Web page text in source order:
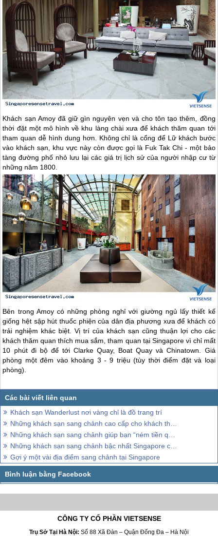
Khách sạn Amoy đã giữ gìn nguyên vẹn và cho tôn tạo thêm, đồng
thời đặt một mô hình về khu làng chài xưa để khách thăm quan tới
tham quan dễ hình dung hơn. Không chỉ là cổng để Lữ khách bước
vào khách sạn, khu vực này còn được gọi là Fuk Tak Chi - một bảo
tàng đường phố nhỏ lưu lại các giá trị lịch sử của người nhập cư từ
những năm 1800.
Bên trong Amoy có những phòng nghỉ với giường ngủ lấy thiết kế
giống hệt sập hút thuốc phiện của dân địa phương xưa để khách có
trải nghiệm khác biệt. Vị trí của khách sạn cũng thuận lợi cho các
khách thăm quan thích mua sắm, tham quan tại Singaporevì chỉ mất
10 phút đi bộ để tới Clarke Quay, Boat Quay và Chinatown. Giá
phòng một đêm vào khoảng 3 - 9 triệu (tùy thời điểm đặt và loại
phòng).
Khách sạn Wanderlust nơi vàng chỉ là đồ trang trí
Những khách sạn sang chảnh cao cấp cho khách thăm quan có điều kiện
Những khách sạn sang chảnh giúp bạn “ném tiền qua cửa sổ” ở đảo Sentosa
Những khách sạn sang chảnh bậc nhất Singapore cho những người rủng rỉnh
Gợi ý một vài địa điểm sang chảnh tại Singapore
CÔNG TY CỔ PHẦN VIETSENSE
Trụ Sở Tại Hà Nội: Số 88 Xã Đàn – Quận Đống Đa – Hà Nội